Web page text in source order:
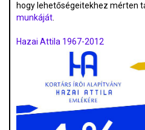
hogy lehetőségeitekhez mérten
munkáját.
Hazai Attila 1967-2012